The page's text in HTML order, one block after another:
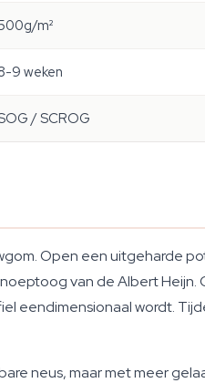
m²
9 weken
/ SCROG
Open een uitgeharde
van de Albert
eendimensionaal wordt.
neus, maar met meer